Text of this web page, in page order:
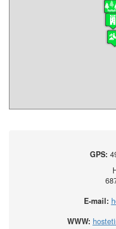
GPS:
E-mail:
WWW: